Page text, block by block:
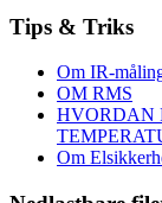
Tips & Triks
Om IR-
OM RMS
HVORDAN
Om